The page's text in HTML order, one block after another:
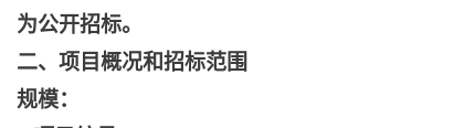
为公开招标。
二、项目概况和招标范围
规模：